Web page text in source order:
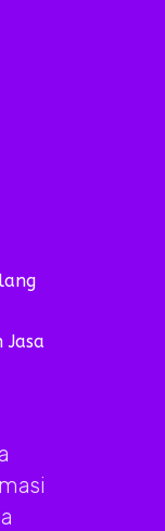
Jasa